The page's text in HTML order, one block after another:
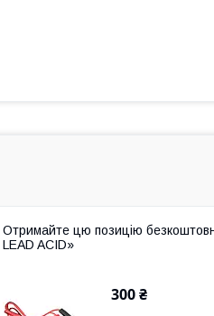
Отримайте цю позицію
LEAD ACID»
300 ₴